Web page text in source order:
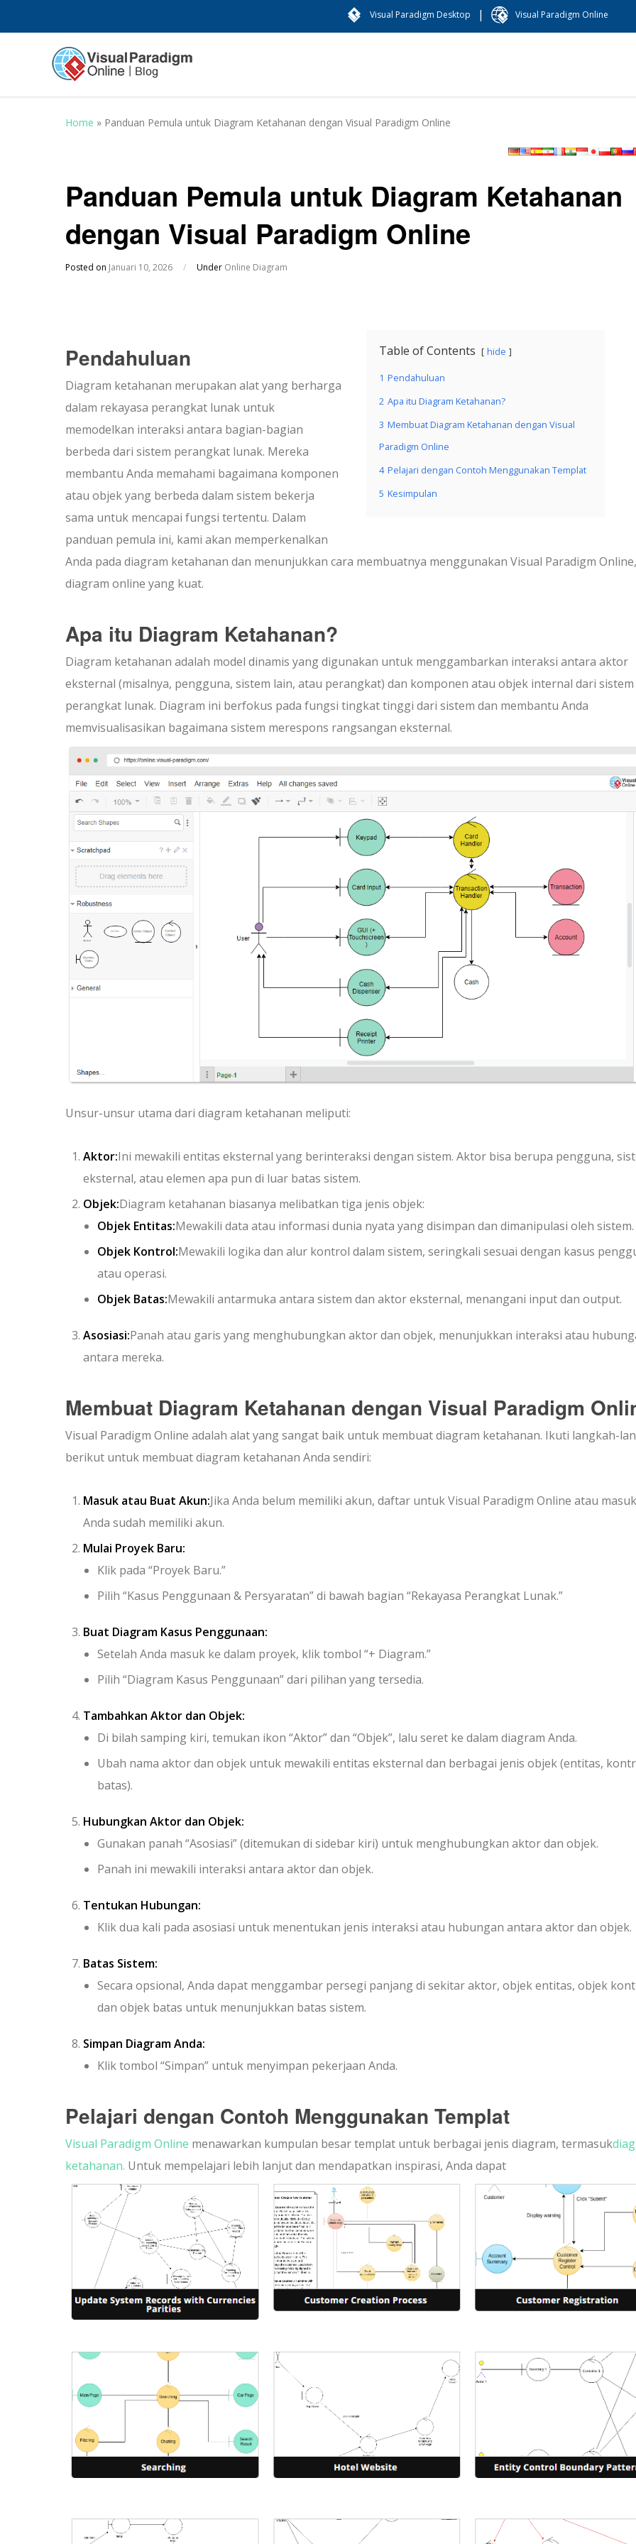
Visual Paradigm Desktop | Visual Paradigm Online
Home » Panduan Pemula untuk Diagram Ketahanan dengan Visual Paradigm Online
Panduan Pemula untuk Diagram Ketahanan
dengan Visual Paradigm Online
Posted on Januari 10, 2026 / Under Online Diagram
Table of Contents hide
1 Pendahuluan
2 Apa itu Diagram Ketahanan?
3 Membuat Diagram Ketahanan dengan Visual
Paradigm Online
4 Pelajari dengan Contoh Menggunakan Templat
5 Kesimpulan
Pendahuluan
Diagram ketahanan merupakan alat yang berharga
dalam rekayasa perangkat lunak untuk
memodelkan interaksi antara bagian-bagian
berbeda dari sistem perangkat lunak. Mereka
membantu Anda memahami bagaimana komponen
atau objek yang berbeda dalam sistem bekerja
sama untuk mencapai fungsi tertentu. Dalam
panduan pemula ini, kami akan memperkenalkan
Anda pada diagram ketahanan dan menunjukkan cara membuatnya menggunakan Visual Paradigm
diagram online yang kuat.
Apa itu Diagram Ketahanan?
Diagram ketahanan adalah model dinamis yang digunakan untuk menggambarkan interaksi antara aktor
eksternal (misalnya, pengguna, sistem lain, atau perangkat) dan komponen atau objek internal dari sistem
perangkat lunak. Diagram ini berfokus pada fungsi tingkat tinggi dari sistem dan membantu Anda
memvisualisasikan bagaimana sistem merespons rangsangan eksternal.
Unsur-unsur utama dari diagram ketahanan meliputi:
Aktor:Ini mewakili entitas eksternal yang berinteraksi dengan sistem. Aktor bisa berupa pengguna,
eksternal, atau elemen apa pun di luar batas sistem.
Objek:Diagram ketahanan biasanya melibatkan tiga jenis objek:
Objek Entitas:Mewakili data atau informasi dunia nyata yang disimpan dan dimanipulasi oleh sistem.
Objek Kontrol:Mewakili logika dan alur kontrol dalam sistem, seringkali sesuai dengan kasus
atau operasi.
Objek Batas:Mewakili antarmuka antara sistem dan aktor eksternal, menangani input dan output.
Asosiasi:Panah atau garis yang menghubungkan aktor dan objek, menunjukkan interaksi atau
antara mereka.
Membuat Diagram Ketahanan dengan Visual Paradigm
Visual Paradigm Online adalah alat yang sangat baik untuk membuat diagram ketahanan. Ikuti langkah-
berikut untuk membuat diagram ketahanan Anda sendiri:
Masuk atau Buat Akun:Jika Anda belum memiliki akun, daftar untuk Visual Paradigm Online atau
Anda sudah memiliki akun.
Mulai Proyek Baru:
Klik pada “Proyek Baru.”
Pilih “Kasus Penggunaan & Persyaratan” di bawah bagian “Rekayasa Perangkat Lunak.”
Buat Diagram Kasus Penggunaan:
Setelah Anda masuk ke dalam proyek, klik tombol “+ Diagram.”
Pilih “Diagram Kasus Penggunaan” dari pilihan yang tersedia.
Tambahkan Aktor dan Objek:
Di bilah samping kiri, temukan ikon “Aktor” dan “Objek”, lalu seret ke dalam diagram Anda.
Ubah nama aktor dan objek untuk mewakili entitas eksternal dan berbagai jenis objek (entitas,
batas).
Hubungkan Aktor dan Objek:
Gunakan panah “Asosiasi” (ditemukan di sidebar kiri) untuk menghubungkan aktor dan objek.
Panah ini mewakili interaksi antara aktor dan objek.
Tentukan Hubungan:
Klik dua kali pada asosiasi untuk menentukan jenis interaksi atau hubungan antara aktor dan objek.
Batas Sistem:
Secara opsional, Anda dapat menggambar persegi panjang di sekitar aktor, objek entitas, objek
dan objek batas untuk menunjukkan batas sistem.
Simpan Diagram Anda:
Klik tombol “Simpan” untuk menyimpan pekerjaan Anda.
Pelajari dengan Contoh Menggunakan Templat
Visual Paradigm Online menawarkan kumpulan besar templat untuk berbagai jenis diagram, termasuk
ketahanan. Untuk mempelajari lebih lanjut dan mendapatkan inspirasi, Anda dapat